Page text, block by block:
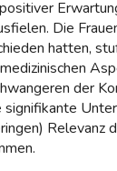
Die
hatten,
der
Relevanz